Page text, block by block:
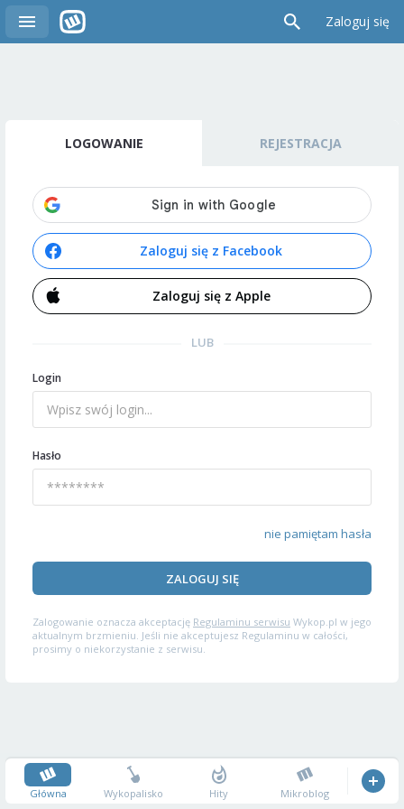
Zaloguj się
LOGOWANIE REJESTRACJA
Zaloguj się z Facebook
Zaloguj się z Apple
LUB
Login
Hasło
nie pamiętam hasła
ZALOGUJ SIĘ
Zalogowanie oznacza akceptację Regulaminu serwisu Wykop.pl w jego
aktualnym brzmieniu. Jeśli nie akceptujesz Regulaminu w całości,
prosimy o niekorzystanie z serwisu.
Główna Wykopalisko Hity Mikroblog